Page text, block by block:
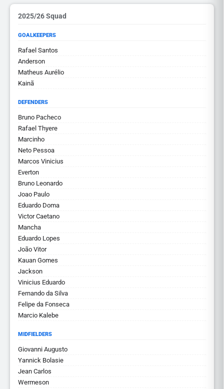
2025/26 Squad
GOALKEEPERS
Rafael Santos
Anderson
Matheus Aurélio
Kainã
DEFENDERS
Bruno Pacheco
Rafael Thyere
Marcinho
Neto Pessoa
Marcos Vinicius
Everton
Bruno Leonardo
Joao Paulo
Eduardo Doma
Victor Caetano
Mancha
Eduardo Lopes
João Vitor
Kauan Gomes
Jackson
Vinicius Eduardo
Fernando da Silva
Felipe da Fonseca
Marcio Kalebe
MIDFIELDERS
Giovanni Augusto
Yannick Bolasie
Jean Carlos
Wermeson